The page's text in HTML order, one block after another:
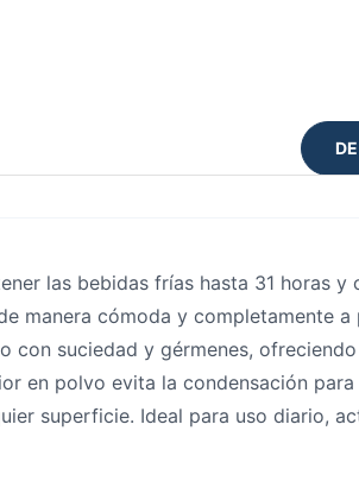
las bebidas frías hasta 31 horas
manera cómoda y completamente
con suciedad y gérmenes,
en polvo evita la condensación
superficie. Ideal para uso diario,